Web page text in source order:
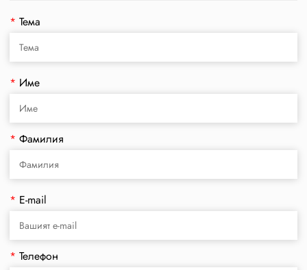
* Тема
* Име
* Фамилия
* E-mail
* Телефон